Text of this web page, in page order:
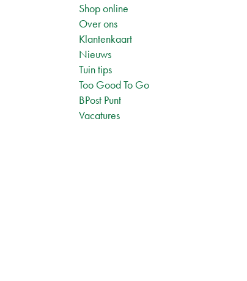
Shop online
Over ons
Klantenkaart
Nieuws
Tuin tips
Too Good To Go
BPost Punt
Vacatures